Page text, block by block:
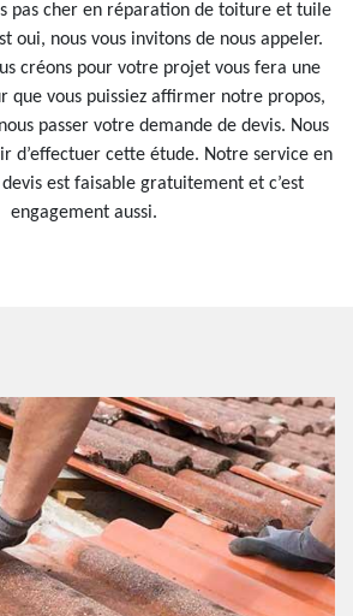
pas cher en réparation de toiture et tuile
oui, nous vous invitons de nous appeler.
créons pour votre projet vous fera une
que vous puissiez affirmer notre propos,
passer votre demande de devis. Nous
d’effectuer cette étude. Notre service en
est faisable gratuitement et c’est
engagement aussi.